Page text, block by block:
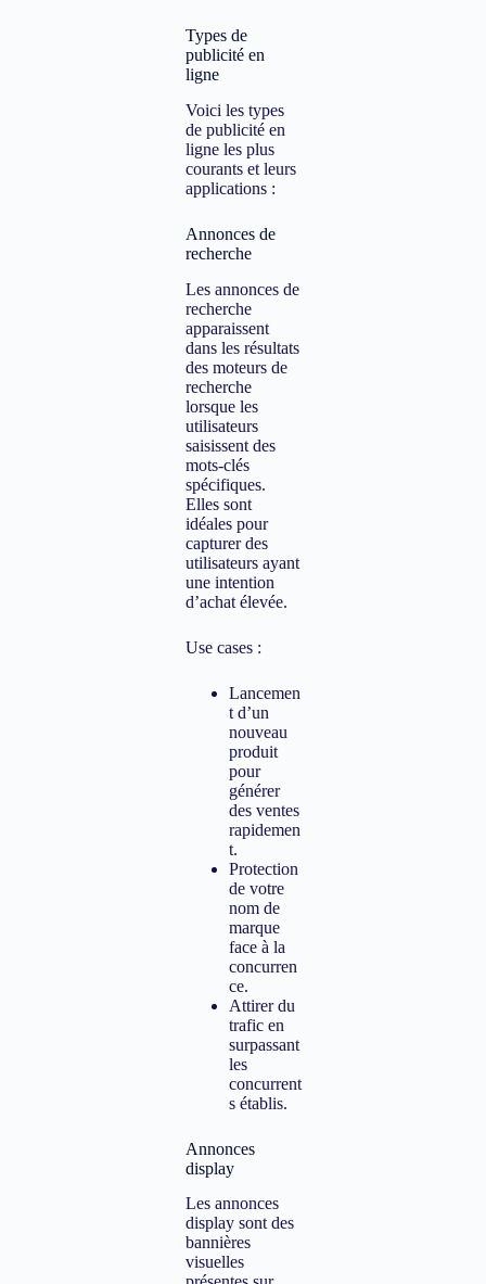
Types de
publicité en
ligne
Voici les types
de publicité en
ligne les plus
courants et leurs
applications :
Annonces de
recherche
Les annonces de
recherche
apparaissent
dans les résultats
des moteurs de
recherche
lorsque les
utilisateurs
saisissent des
mots-clés
spécifiques.
Elles sont
idéales pour
capturer des
utilisateurs ayant
une intention
d’achat élevée.
Use cases :
Lancemen
t d’un
nouveau
produit
pour
générer
des ventes
rapidemen
t.
Protection
de votre
nom de
marque
face à la
concurren
ce.
Attirer du
trafic en
surpassant
les
concurrent
s établis.
Annonces
display
Les annonces
display sont des
bannières
visuelles